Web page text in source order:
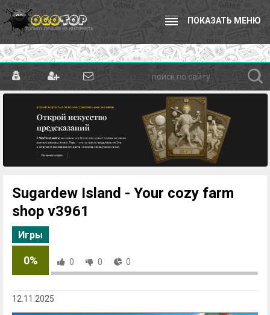
ПОКАЗАТЬ МЕНЮ
Sugardew Island - Your cozy farm
shop v3961
Игры
0% 0 0 0
12.11.2025